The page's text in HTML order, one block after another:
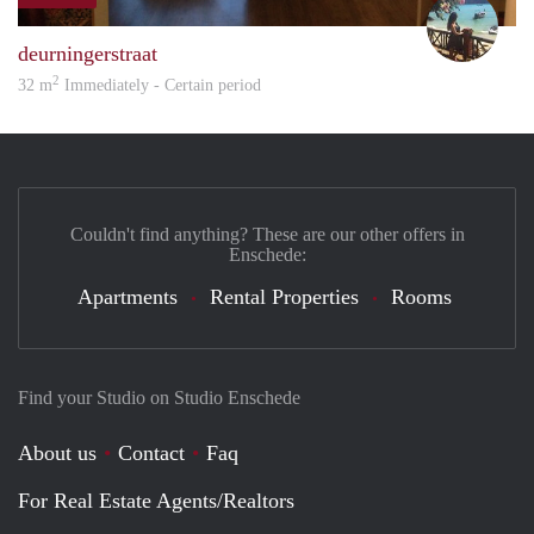
deurningerstraat
32 m2 Immediately - Certain period
Find your Studio on Studio Enschede
About us Contact
Faq
For Real Estate Agents/Realtors
Couldn't find anything? These are our other offers in
Enschede:
Apartments Rental Properties Rooms